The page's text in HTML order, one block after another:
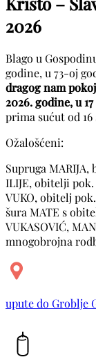
2026
Blago u
godine, u 73-oj
dragog nam
2026. godine, u
prima sućut od 16
Ožalošćeni:
Supruga
ILIJE, obitelji
VUKO, obitelj
šura MATE s
VUKASOVIĆ,
mnogobrojna
upute do Groblje